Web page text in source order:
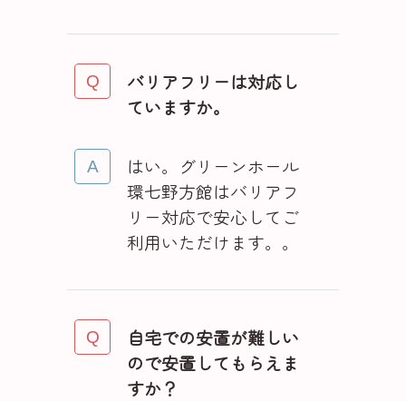
バリアフリーは対応し
ていますか。
はい。グリーンホール
環七野方館はバリアフ
リー対応で安心してご
利用いただけます。。
自宅での安置が難しい
ので安置してもらえま
すか？